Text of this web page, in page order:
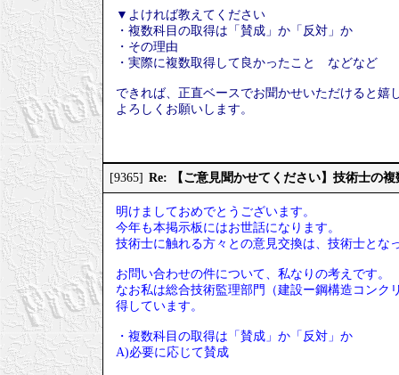
▼よければ教えてください
・複数科目の取得は「賛成」か「反対」か
・その理由
・実際に複数取得して良かったこと などなど
できれば、正直ベースでお聞かせいただけると嬉
よろしくお願いします。
[9365] Re: 【ご意見聞かせてください】技術士の
明けましておめでとうございます。
今年も本掲示板にはお世話になります。
技術士に触れる方々との意見交換は、技術士とな
お問い合わせの件について、私なりの考えです。
なお私は総合技術監理部門（建設ー鋼構造コン
得しています。
・複数科目の取得は「賛成」か「反対」か
A)必要に応じて賛成